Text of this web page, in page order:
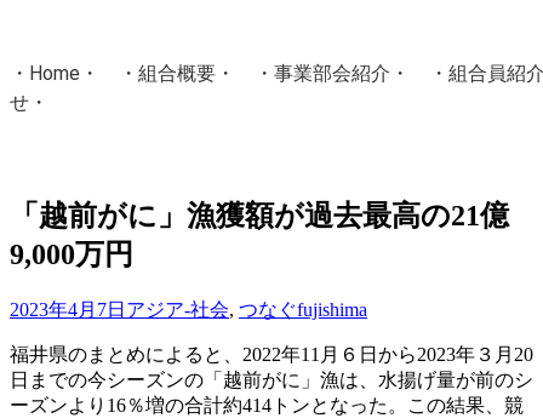
・ Home ・ ・ 組合概要 ・ ・ 事業部会紹介 ・ ・ 組合員紹
せ ・
国土交通省・経済産業省・農林水産省・厚生労働省 認可
「越前がに」漁獲額が過去最高の21億
9,000万円
2023年4月7日 アジア-社会, つなぐfujishima
福井県のまとめによると、2022年11月６日から2023年３月20
日までの今シーズンの「越前がに」漁は、水揚げ量が前のシ
ーズンより16％増の合計約414トンとなった。この結果、競